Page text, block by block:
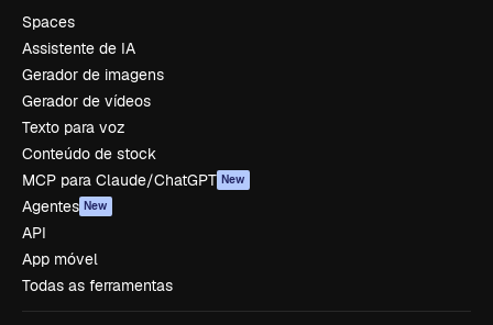
Spaces
Assistente de IA
Gerador de imagens
Gerador de vídeos
Texto para voz
Conteúdo de stock
MCP para Claude/ChatGPT New
Agentes New
API
App móvel
Todas as ferramentas